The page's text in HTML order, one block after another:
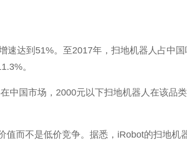
达到51%。至2017年，扫地机器人占中
。
中国市场，2000元以下扫地机器人在该品
而不是低价竞争。据悉，iRobot的扫地机